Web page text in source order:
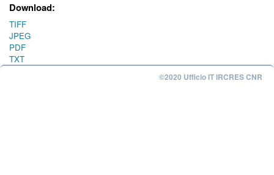
Download:
TIFF
JPEG
PDF
TXT
©2020 Ufficio IT IRCRES CNR